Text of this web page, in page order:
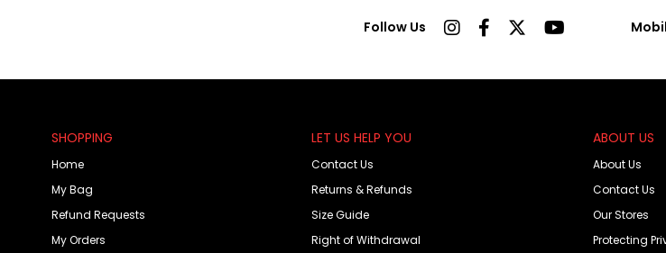
Follow Us
SHOPPING
Home
My Bag
Refund Requests
My Orders
LET US HELP YOU
Contact Us
Returns & Refunds
Size Guide
Right of Withdrawal
ABOUT US
About Us
Contact Us
Our Stores
Protecting